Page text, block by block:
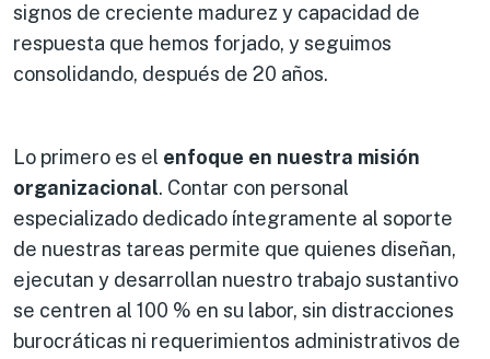
signos de creciente madurez y capacidad de
respuesta que hemos forjado, y seguimos
consolidando, después de 20 años.
Lo primero es el enfoque en nuestra misión
organizacional. Contar con personal
especializado dedicado íntegramente al soporte
de nuestras tareas permite que quienes diseñan,
ejecutan y desarrollan nuestro trabajo sustantivo
se centren al 100 % en su labor, sin distracciones
burocráticas ni requerimientos administrativos de